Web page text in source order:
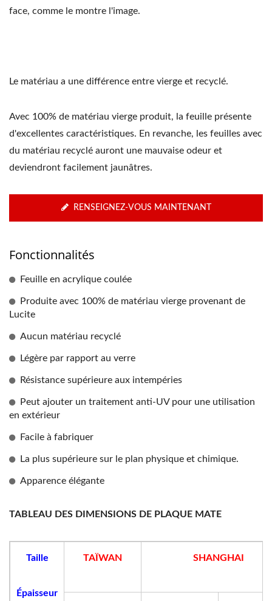
face, comme le montre l'image.
Le matériau a une différence entre vierge et recyclé.
Avec 100% de matériau vierge produit, la feuille présente
d'excellentes caractéristiques. En revanche, les feuilles avec
du matériau recyclé auront une mauvaise odeur et
deviendront facilement jaunâtres.
RENSEIGNEZ-VOUS MAINTENANT
Fonctionnalités
Feuille en acrylique coulée
Produite avec 100% de matériau vierge provenant de
Lucite
Aucun matériau recyclé
Légère par rapport au verre
Résistance supérieure aux intempéries
Peut ajouter un traitement anti-UV pour une utilisation
en extérieur
Facile à fabriquer
La plus supérieure sur le plan physique et chimique.
Apparence élégante
TABLEAU DES DIMENSIONS DE PLAQUE MATE
Taille
Épaisseur
TAÏWAN SHANGHAI